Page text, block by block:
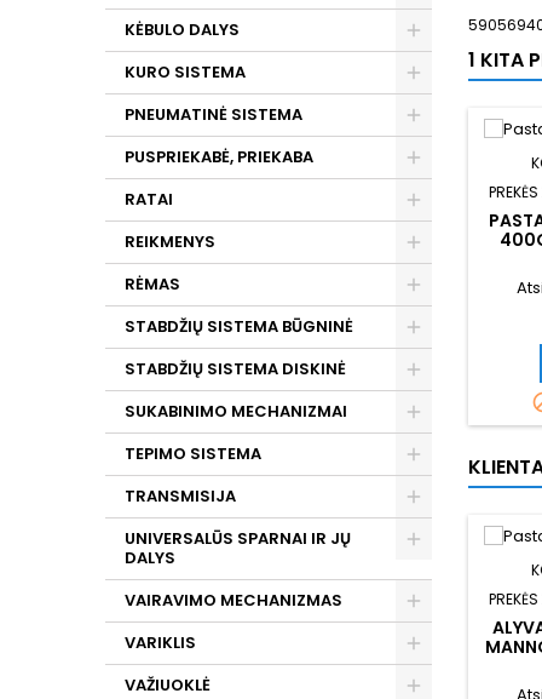
KĖBULO DALYS
KURO SISTEMA
PNEUMATINĖ SISTEMA
PUSPRIEKABĖ, PRIEKABA
RATAI
REIKMENYS
RĖMAS
STABDŽIŲ SISTEMA BŪGNINĖ
STABDŽIŲ SISTEMA DISKINĖ
SUKABINIMO MECHANIZMAI
TEPIMO SISTEMA
TRANSMISIJA
UNIVERSALŪS SPARNAI IR JŲ
DALYS
VAIRAVIMO MECHANIZMAS
VARIKLIS
VAŽIUOKLĖ
1 KITA